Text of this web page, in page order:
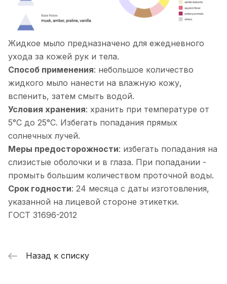
Жидкое мыло предназначено для ежедневного
ухода за кожей рук и тела.
Способ применения: небольшое количество
жидкого мыло нанести на влажную кожу,
вспенить, затем смыть водой.
Условия хранения: хранить при температуре от
5°С до 25°С. Избегать попадания прямых
солнечных лучей.
Меры предосторожности: избегать попадания на
слизистые оболочки и в глаза. При попадании -
промыть большим количеством проточной воды.
Срок годности: 24 месяца с даты изготовления,
указанной на лицевой стороне этикетки.
ГОСТ 31696-2012
Назад к списку